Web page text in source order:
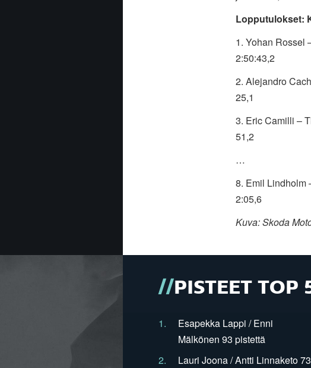
Lopputulokset:
1. Yohan Rossel
2:50:43,2
2. Alejandro
25,1
3. Eric Camilli –
51,2
…
8. Emil Lindholm
2:05,6
Kuva: Skoda
PISTEET TOP
1.
Esapekka Lappi / Enni
Mälkönen 93 pistettä
2.
Lauri Joona / Antti Linnaketo 73